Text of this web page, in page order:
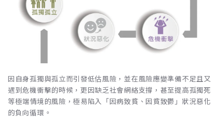
因自身孤獨與孤立而引發低估風險，並在風險應變準備不足且又
遇到危機衝擊的時候，更因缺乏社會網絡支撐，甚至提高孤獨死
等極端情境的風險，極易陷入「因病致貧、因貧致鬱」狀況惡化
的負向循環。